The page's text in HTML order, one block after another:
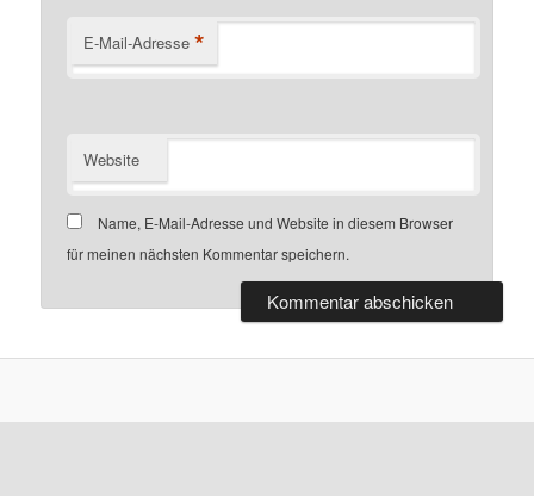
E-Mail-Adresse *
Website
Name, E-Mail-Adresse und Website in diesem Browser
für meinen nächsten Kommentar speichern.